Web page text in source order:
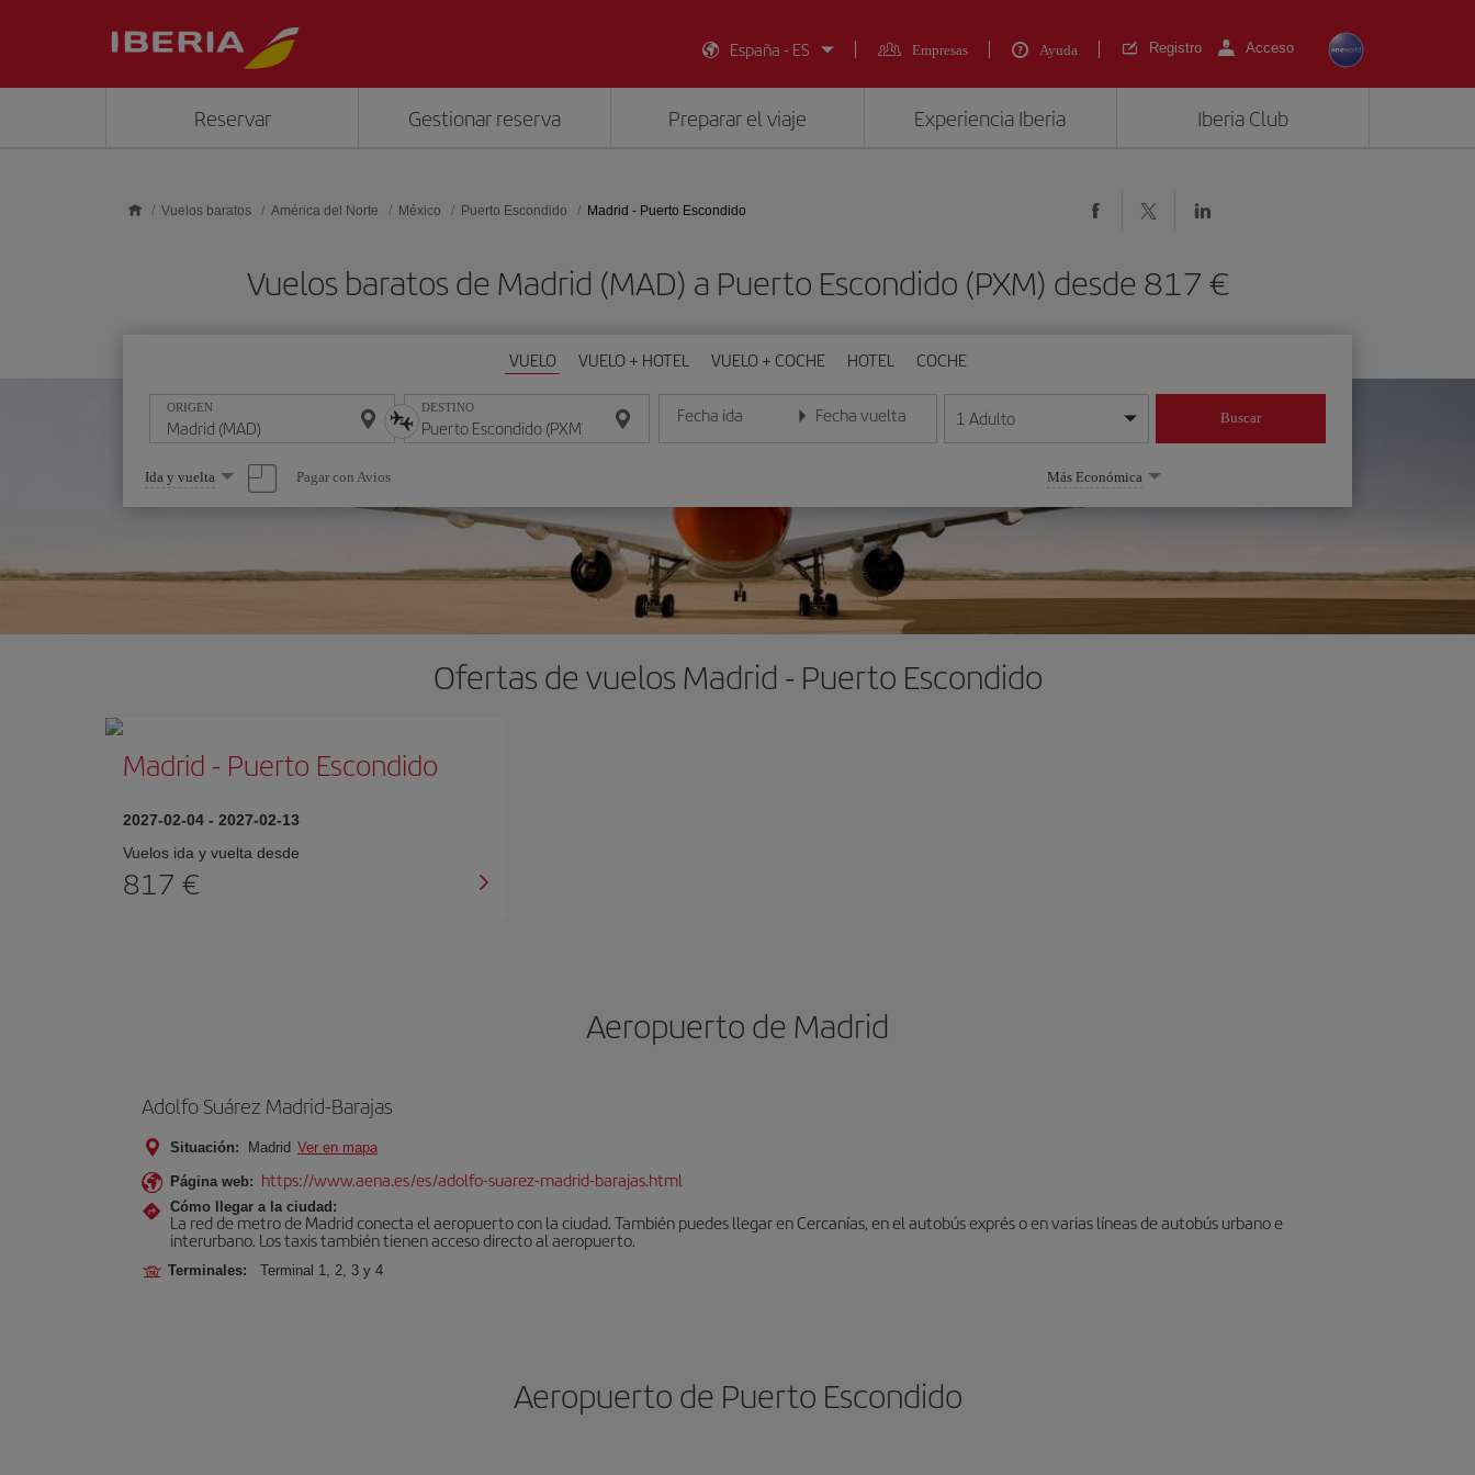
España - ES
Empresas Ayuda Registro Acceso
Reservar Gestionar reserva Preparar el viaje Experiencia Iberia Iberia Club
Vuelos baratos América del Norte México Puerto Escondido Madrid - Puerto Escondido
Vuelos baratos de Madrid (MAD) a Puerto Escondido (PXM) desde 817 €
VUELO VUELO + HOTEL VUELO + COCHE HOTEL COCHE
ORIGEN DESTINO Fecha ida
Introduce la fecha en formato día/mes/año
Fecha vuelta
Introduce la fecha en formato día/mes/año
1 Adulto Buscar
Seleccione
una
opción
Ida y vuelta Pagar con Avios Más Económica
Ofertas de vuelos Madrid - Puerto Escondido
Madrid - Puerto Escondido
2027-02-04 - 2027-02-13
Vuelos ida y vuelta desde
817 €
Aeropuerto de Madrid
Adolfo Suárez Madrid-Barajas
Situación: Madrid Ver en mapa
Página web: https://www.aena.es/es/adolfo-suarez-madrid-barajas.html
Cómo llegar a la ciudad:
La red de metro de Madrid conecta el aeropuerto con la ciudad. También puedes llegar en Cercanías, en el autobús exprés o en varias líneas de autobús urbano e
interurbano. Los taxis también tienen acceso directo al aeropuerto.
Terminales: Terminal 1, 2, 3 y 4
Aeropuerto de Puerto Escondido